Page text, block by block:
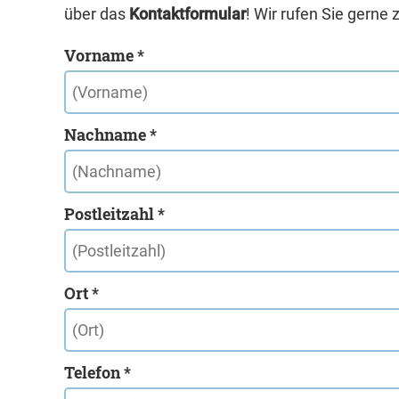
über das Kontaktformular! Wir rufen Sie gerne
Vorname *
Nachname *
Postleitzahl *
Ort *
Telefon *